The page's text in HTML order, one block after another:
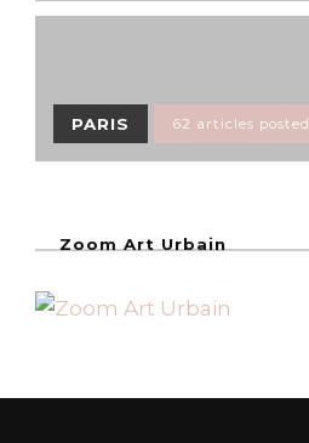
PARIS 62 articles posted
Zoom Art Urbain